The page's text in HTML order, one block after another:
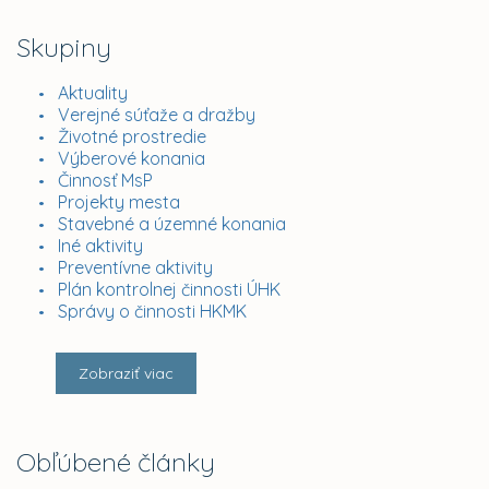
Skupiny
Aktuality
Verejné súťaže a dražby
Životné prostredie
Výberové konania
Činnosť MsP
Projekty mesta
Stavebné a územné konania
Iné aktivity
Preventívne aktivity
Plán kontrolnej činnosti ÚHK
Správy o činnosti HKMK
Zobraziť viac
Obľúbené články